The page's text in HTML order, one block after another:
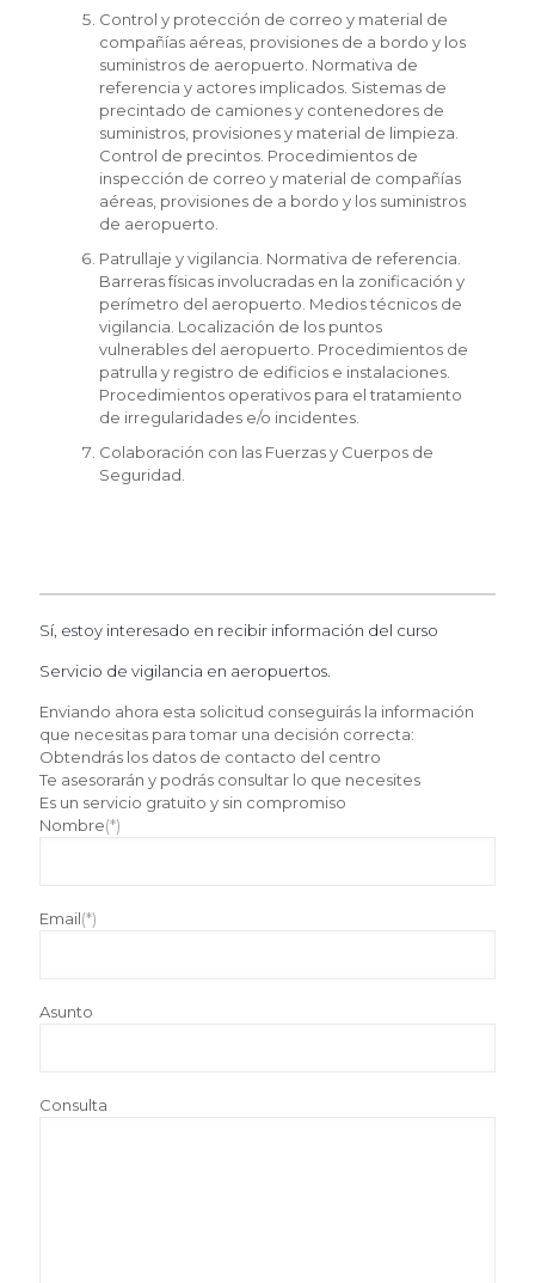
Control y protección de correo y material de
compañías aéreas, provisiones de a bordo y los
suministros de aeropuerto. Normativa de
referencia y actores implicados. Sistemas de
precintado de camiones y contenedores de
suministros, provisiones y material de limpieza.
Control de precintos. Procedimientos de
inspección de correo y material de compañías
aéreas, provisiones de a bordo y los suministros
de aeropuerto.
Patrullaje y vigilancia. Normativa de referencia.
Barreras físicas involucradas en la zonificación y
perímetro del aeropuerto. Medios técnicos de
vigilancia. Localización de los puntos
vulnerables del aeropuerto. Procedimientos de
patrulla y registro de edificios e instalaciones.
Procedimientos operativos para el tratamiento
de irregularidades e/o incidentes.
Colaboración con las Fuerzas y Cuerpos de
Seguridad.
Sí, estoy interesado en recibir información del curso
Servicio de vigilancia en aeropuertos.
Enviando ahora esta solicitud conseguirás la información
que necesitas para tomar una decisión correcta:
Obtendrás los datos de contacto del centro
Te asesorarán y podrás consultar lo que necesites
Es un servicio gratuito y sin compromiso
Nombre(*)
Email(*)
Asunto
Consulta